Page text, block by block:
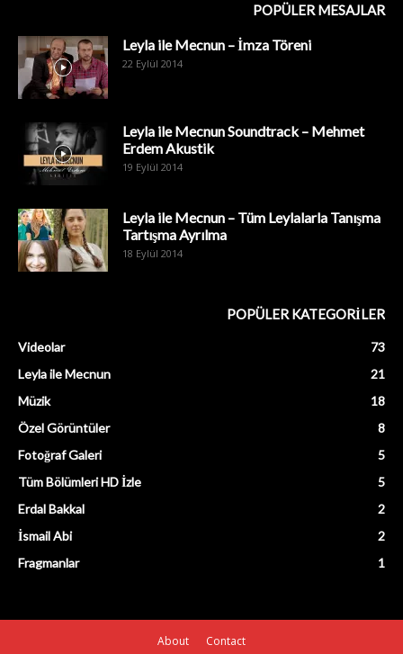
POPÜLER MESAJLAR
Leyla ile Mecnun – İmza Töreni
22 Eylül 2014
Leyla ile Mecnun Soundtrack – Mehmet
Erdem Akustik
19 Eylül 2014
Leyla ile Mecnun – Tüm Leylalarla Tanışma
Tartışma Ayrılma
18 Eylül 2014
POPÜLER KATEGORİLER
Videolar
73
Leyla ile Mecnun
21
Müzik
18
Özel Görüntüler
8
Fotoğraf Galeri
5
Tüm Bölümleri HD İzle
5
Erdal Bakkal
2
İsmail Abi
2
Fragmanlar
1
About Contact